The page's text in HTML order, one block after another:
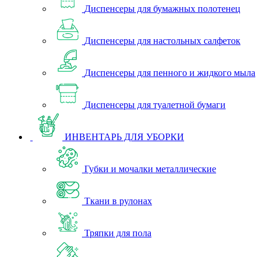
Диспенсеры для бумажных полотенец
Диспенсеры для настольных салфеток
Диспенсеры для пенного и жидкого мыла
Диспенсеры для туалетной бумаги
ИНВЕНТАРЬ ДЛЯ УБОРКИ
Губки и мочалки металлические
Ткани в рулонах
Тряпки для пола